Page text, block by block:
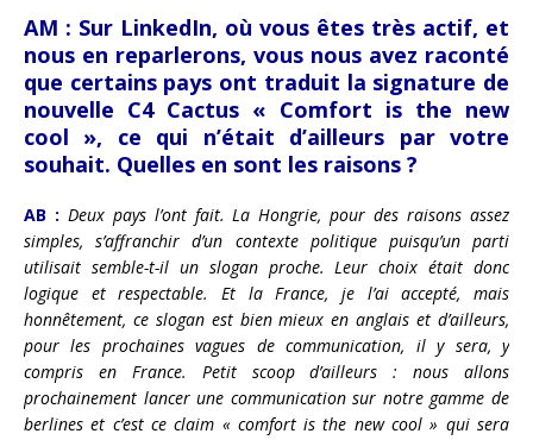
AM : Sur LinkedIn, où vous êtes très actif, et
nous en reparlerons, vous nous avez raconté
que certains pays ont traduit la signature de
nouvelle C4 Cactus « Comfort is the new
cool », ce qui n’était d’ailleurs par votre
souhait. Quelles en sont les raisons ?
AB : Deux pays l’ont fait. La Hongrie, pour des raisons assez
simples, s’affranchir d’un contexte politique puisqu’un parti
utilisait semble-t-il un slogan proche. Leur choix était donc
logique et respectable. Et la France, je l’ai accepté, mais
honnêtement, ce slogan est bien mieux en anglais et d’ailleurs,
pour les prochaines vagues de communication, il y sera, y
compris en France. Petit scoop d’ailleurs : nous allons
prochainement lancer une communication sur notre gamme de
berlines et c’est ce claim « comfort is the new cool » qui sera